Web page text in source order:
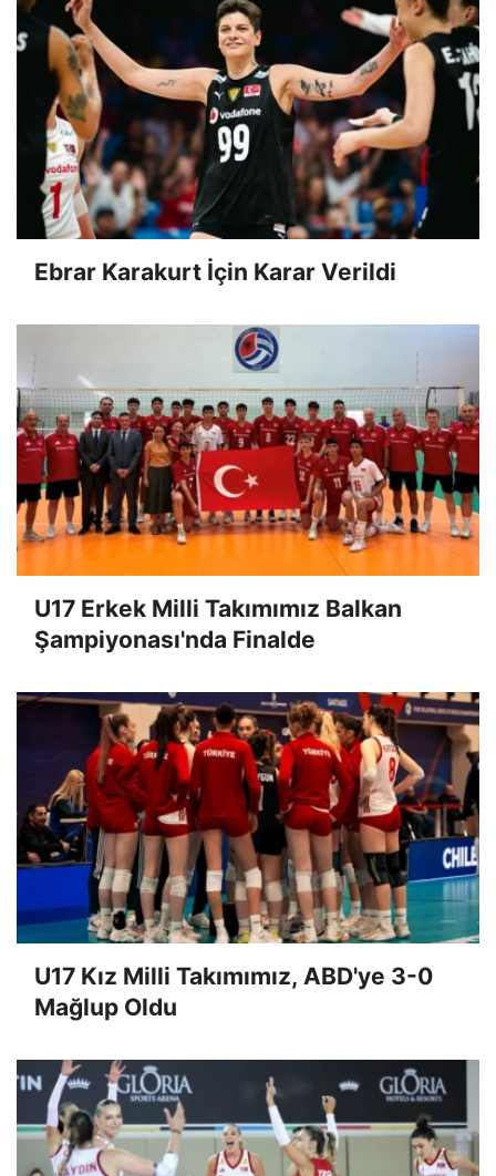
Ebrar Karakurt İçin Karar Verildi
U17 Erkek Milli Takımımız Balkan
Şampiyonası'nda Finalde
U17 Kız Milli Takımımız, ABD'ye 3-0
Mağlup Oldu